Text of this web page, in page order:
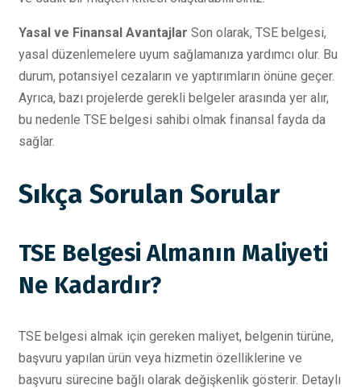
Yasal ve Finansal Avantajlar Son olarak, TSE belgesi,
yasal düzenlemelere uyum sağlamanıza yardımcı olur. Bu
durum, potansiyel cezaların ve yaptırımların önüne geçer.
Ayrıca, bazı projelerde gerekli belgeler arasında yer alır,
bu nedenle TSE belgesi sahibi olmak finansal fayda da
sağlar.
Sıkça Sorulan Sorular
TSE Belgesi Almanın Maliyeti
Ne Kadardır?
TSE belgesi almak için gereken maliyet, belgenin türüne,
başvuru yapılan ürün veya hizmetin özelliklerine ve
başvuru sürecine bağlı olarak değişkenlik gösterir. Detaylı